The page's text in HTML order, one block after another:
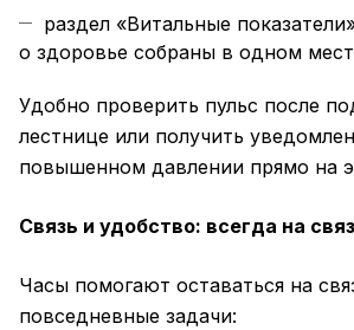
раздел «Витальные
о здоровье собраны в одном
Удобно проверить пульс после
лестнице или получить
повышенном давлении прямо на
Связь и удобство: всегда на
Часы помогают оставаться на
повседневные задачи: